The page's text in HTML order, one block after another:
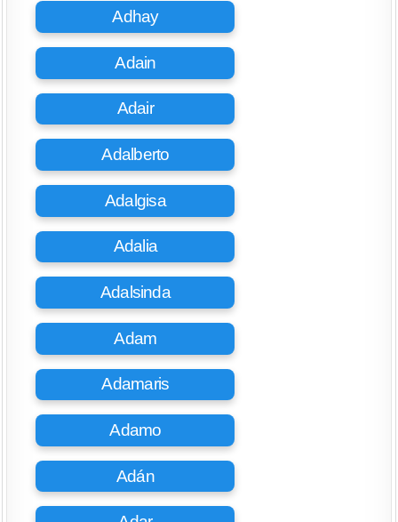
Adhay
Adain
Adair
Adalberto
Adalgisa
Adalia
Adalsinda
Adam
Adamaris
Adamo
Adán